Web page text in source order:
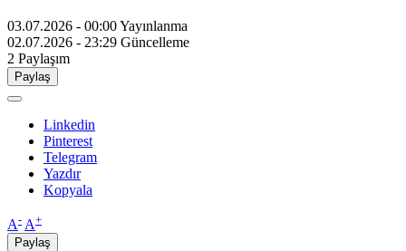
03.07.2026 - 00:00Yayınlanma
02.07.2026 - 23:29 Güncelleme
2 Paylaşım
Paylaş
Linkedin
Pinterest
Telegram
Yazdır
Kopyala
A- A+
Paylaş